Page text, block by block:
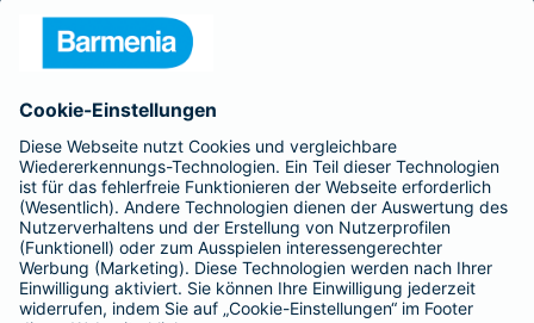
- ROLAND Rechtsschutz-Versicherungs-AG
- ROLAND Schutzbrief-Versicherung AG
Vergütungen, die in der zu entrichtenden Versicherungsprämie
enthalten sind.
Schlichtungsstellen
Für Lebens- und Sachversicherungen:
Verein Versicherungsombudsmann eV,
Postfach 080632, 10006 Berlin